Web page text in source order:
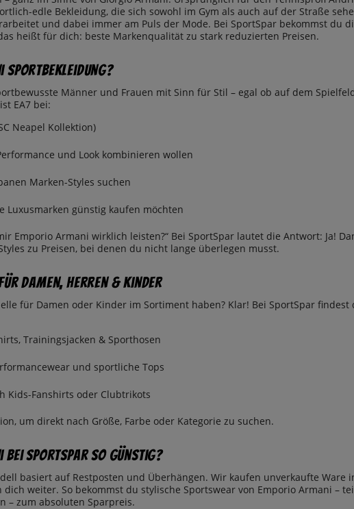
edle Bekleidung, die sich sowohl im Gym als auch auf der Straße
und dabei immer am Puls der Mode. Bei SportSpar bekommst du
heißt für dich: beste Markenqualität zu stark reduzierten Preisen.
Sportbekleidung?
Männer und Frauen mit Sinn für Stil – egal ob auf dem
EA7 bei:
Neapel Kollektion)
und Look kombinieren wollen
Marken-Styles suchen
Luxusmarken günstig kaufen möchten
Emporio Armani wirklich leisten?“ Bei SportSpar lautet die Antwort: Ja!
zu Preisen, bei denen du nicht lange überlegen musst.
Damen, Herren & Kinder
für Damen oder Kinder im Sortiment haben? Klar! Bei SportSpar findest
Trainingsjacken & Sporthosen
und sportliche Tops
Kids-Fanshirts oder Clubtrikots
um direkt nach Größe, Farbe oder Kategorie zu suchen.
bei SportSpar so günstig?
basiert auf Restposten und Überhängen. Wir kaufen unverkaufte Ware
weiter. So bekommst du stylische Sportswear von Emporio Armani –
– zum absoluten Sparpreis.